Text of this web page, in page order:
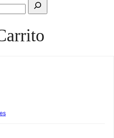
Buscar
foros